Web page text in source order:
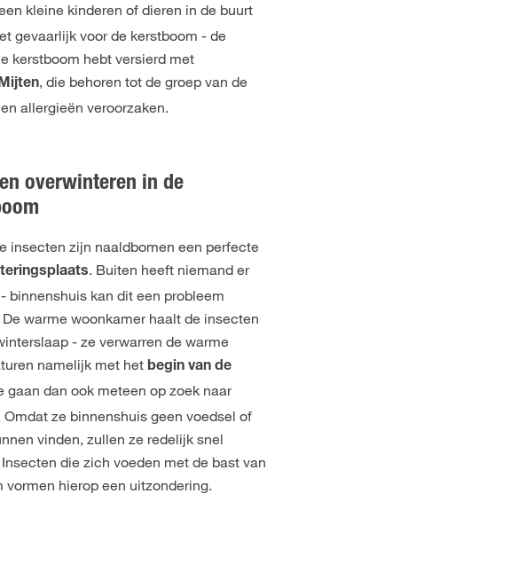
kleine kinderen of dieren in de buurt
gevaarlijk voor de kerstboom - de
kerstboom hebt versierd met
, die behoren tot de groep van de
allergieën veroorzaken.
overwinteren in de
insecten zijn naaldbomen een perfecte
. Buiten heeft niemand er
binnenshuis kan dit een probleem
warme woonkamer haalt de insecten
- ze verwarren de warme
namelijk met het begin van de
gaan dan ook meteen op zoek naar
Omdat ze binnenshuis geen voedsel of
vinden, zullen ze redelijk snel
die zich voeden met de bast van
vormen hierop een uitzondering.